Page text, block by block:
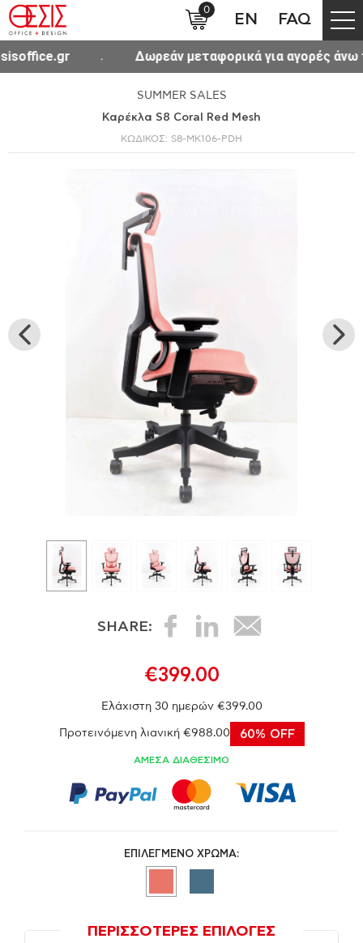
για αγορές άνω των 300€ σε όλη την Ελλάδα.
SUMMER SALES
Καρέκλα S8 Coral Red Mesh
ΚΩΔΙΚΟΣ: S8-MK106-PDH
SHARE:
€399.00
Ελάχιστη 30 ημερών €399.00
Προτεινόμενη λιανική €988.00 60% OFF
ΑΜΕΣΑ ΔΙΑΘΕΣΙΜΟ
ΕΠΙΛΕΓΜΕΝΟ ΧΡΩΜΑ:
ΠΕΡΙΣΣΟΤΕΡΕΣ ΕΠΙΛΟΓΕΣ
0
EN FAQ